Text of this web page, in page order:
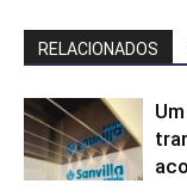
RELACIONADOS